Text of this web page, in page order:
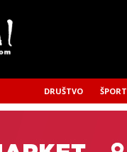
DRUŠTVO ŠPORT